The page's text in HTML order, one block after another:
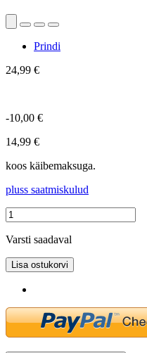
Prindi
24,99 €
-10,00 €
14,99 €
koos käibemaksuga.
pluss saatmiskulud
Varsti saadaval
Lisa ostukorvi